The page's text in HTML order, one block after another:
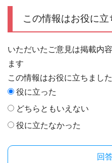
この情報はお役に立
いただいたご意見は掲載内
ます
この情報はお役に立ちまし
役に立った
どちらともいえない
役に立たなかった